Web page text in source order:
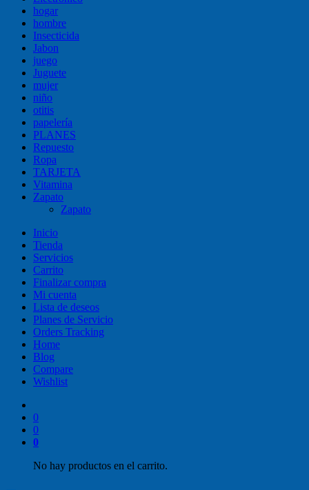
hogar
hombre
Insecticida
Jabon
juego
Juguete
mujer
niño
otitis
papelería
PLANES
Repuesto
Ropa
TARJETA
Vitamina
Zapato
Zapato
Inicio
Tienda
Servicios
Carrito
Finalizar compra
Mi cuenta
Lista de deseos
Planes de Servicio
Orders Tracking
Home
Blog
Compare
Wishlist
0
0
0
No hay productos en el carrito.